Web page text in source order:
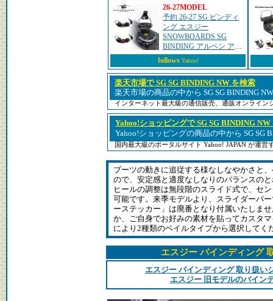
26-27MODEL
予約 26-27 SG ビンディ
ング エスジー
SNOWBOARDS SG
BINDING アルペン アル
ペンボード バインディ
ング 2026 2027 爆買
follows Yahoo!
楽天市場で SG SG BINDING NW を検索
楽天市場の商品の中から SG SG BINDING
インターネット最大級の通信販売、通販オンライン
Yahoo!ショッピングで SG SG BINDING NW
Yahoo!ショッピングの商品の中から SG SG
国内最大級のポータルサイト Yahoo! JAPAN が運営
ブーツの動きに追従する様なしなやかさと
ので、安定感と適度なしなりのバランスの
ヒールの調整は無段階のスライド式で、セ
可能です。来季モデルより、スライダーパ
ーステッカー」は廃番となり付属いたしま
か、ご自身でお好みの素材を貼ってカスタ
により2種類のベイルタイプから選択してく
エスジー バインディング
エスジー バインディング 取り扱い
エスジー 旧モデルのバイン